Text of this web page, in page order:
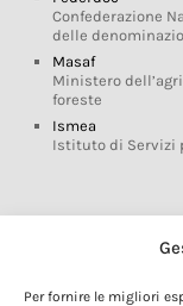
Per fornire le migliori
Confederazione
delle
Masaf
Ministero
foreste
Ismea
Istituto di Servizi
Glossario